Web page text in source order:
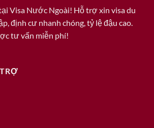
Visa Nước Ngoài! Hỗ trợ xin visa du
định cư nhanh chóng, tỷ lệ đậu cao.
tư vấn miễn phí!